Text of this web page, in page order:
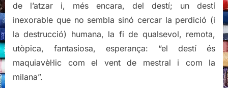
de l’atzar i, més encara, del destí; un destí
inexorable que no sembla sinó cercar la perdició (i
la destrucció) humana, la fi de qualsevol, remota,
utòpica, fantasiosa, esperança: “el destí és
maquiavèl·lic com el vent de mestral i com la
milana”.